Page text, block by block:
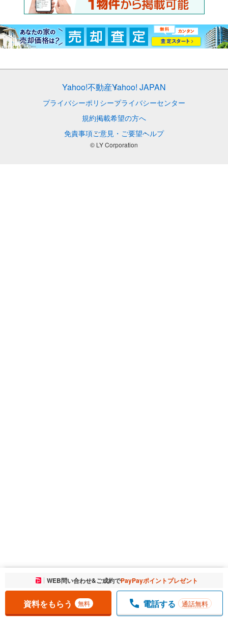
お気に入りに追加しました。 一覧を開く
WEB問い合わせ&ご成約でPayPayポイントプレゼント
資料をもらう 無料 電話する 通話無料
Yahoo!不動産Yahoo! JAPAN
プライバシーポリシープライバシーセンター
規約掲載希望の方へ
免責事項ご意見・ご要望ヘルプ
© LY Corporation